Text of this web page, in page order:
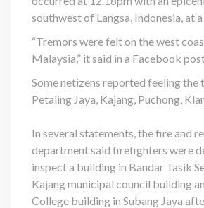
southwest of Langsa, Indonesia, at
“Tremors were felt on the west
Malaysia,” it said in a Facebook
Some netizens reported feeling the
Petaling Jaya, Kajang, Puchong,
In several statements, the fire and
department said firefighters were
inspect a building in Bandar Tasik
Kajang municipal council building
College building in Subang Jaya